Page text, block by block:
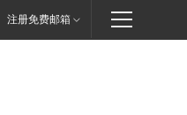
注册免费邮箱